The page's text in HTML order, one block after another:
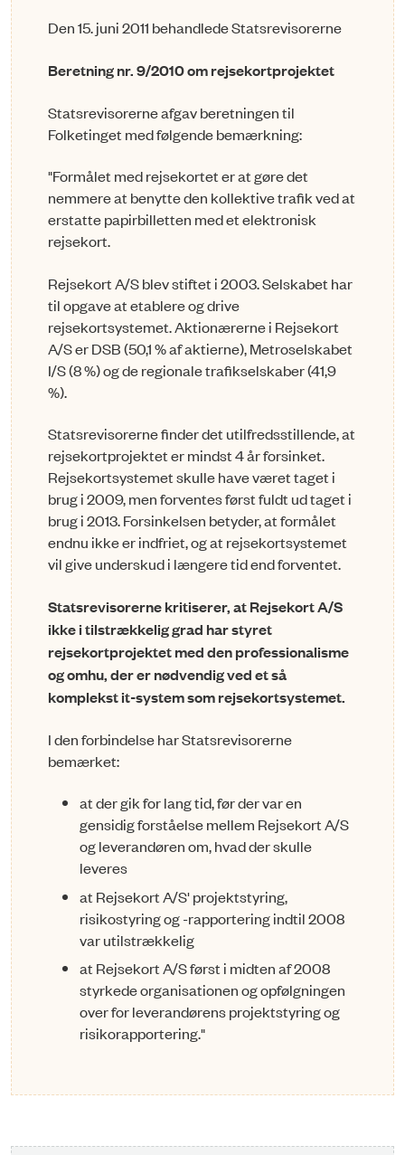
Den 15. juni 2011 behandlede Statsrevisorerne
Beretning nr. 9/2010 om rejsekortprojektet
Statsrevisorerne afgav beretningen til
Folketinget med følgende bemærkning:
"Formålet med rejsekortet er at gøre det
nemmere at benytte den kollektive trafik ved at
erstatte papirbilletten med et elektronisk
rejsekort.
Rejsekort A/S blev stiftet i 2003. Selskabet har
til opgave at etablere og drive
rejsekortsystemet. Aktionærerne i Rejsekort
A/S er DSB (50,1 % af aktierne), Metroselskabet
I/S (8 %) og de regionale trafikselskaber (41,9
%).
Statsrevisorerne finder det utilfredsstillende, at
rejsekortprojektet er mindst 4 år forsinket.
Rejsekortsystemet skulle have været taget i
brug i 2009, men forventes først fuldt ud taget i
brug i 2013. Forsinkelsen betyder, at formålet
endnu ikke er indfriet, og at rejsekortsystemet
vil give underskud i længere tid end forventet.
Statsrevisorerne kritiserer, at Rejsekort A/S
ikke i tilstrækkelig grad har styret
rejsekortprojektet med den professionalisme
og omhu, der er nødvendig ved et så
komplekst it-system som rejsekortsystemet.
I den forbindelse har Statsrevisorerne
bemærket:
at der gik for lang tid, før der var en
gensidig forståelse mellem Rejsekort A/S
og leverandøren om, hvad der skulle
leveres
at Rejsekort A/S' projektstyring,
risikostyring og -rapportering indtil 2008
var utilstrækkelig
at Rejsekort A/S først i midten af 2008
styrkede organisationen og opfølgningen
over for leverandørens projektstyring og
risikorapportering."